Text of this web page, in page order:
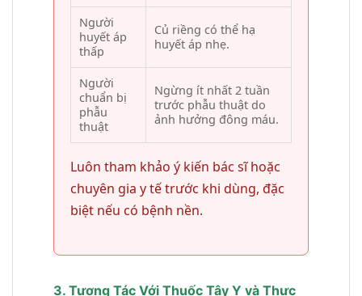
Người
huyết áp
thấp
Củ riềng có thể hạ
huyết áp nhẹ.
Người
chuẩn bị
phẫu
thuật
Ngừng ít nhất 2 tuần
trước phẫu thuật do
ảnh hưởng đông máu.
Luôn tham khảo ý kiến bác sĩ hoặc
chuyên gia y tế trước khi dùng, đặc
biệt nếu có bệnh nền.
3. Tương Tác Với Thuốc Tây Y và Thực